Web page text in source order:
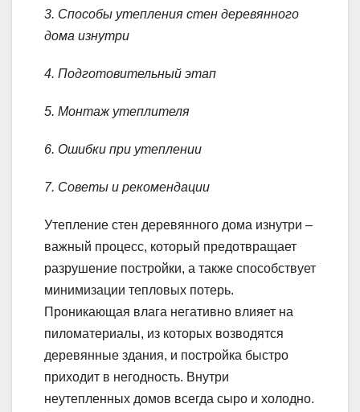
3. Способы утепления стен деревянного
дома изнутри
4. Подготовительный этап
5. Монтаж утеплителя
6. Ошибки при утеплении
7. Советы и рекомендации
Утепление стен деревянного дома изнутри –
важный процесс, который предотвращает
разрушение постройки, а также способствует
минимизации тепловых потерь.
Проникающая влага негативно влияет на
пиломатериалы, из которых возводятся
деревянные здания, и постройка быстро
приходит в негодность. Внутри
неутепленных домов всегда сыро и холодно.